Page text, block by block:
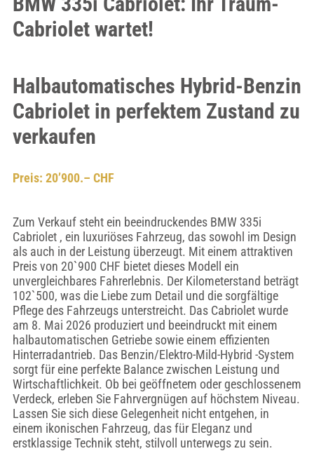
Cabriolet wartet!
Halbautomatisches Hybrid-Benzin
Cabriolet in perfektem Zustand zu
verkaufen
Preis: 20’900.– CHF
Zum Verkauf steht ein beeindruckendes BMW 335i
Cabriolet , ein luxuriöses Fahrzeug, das sowohl im Design
als auch in der Leistung überzeugt. Mit einem attraktiven
Preis von 20`900 CHF bietet dieses Modell ein
unvergleichbares Fahrerlebnis. Der Kilometerstand beträgt
102`500, was die Liebe zum Detail und die sorgfältige
Pflege des Fahrzeugs unterstreicht. Das Cabriolet wurde
am 8. Mai 2026 produziert und beeindruckt mit einem
halbautomatischen Getriebe sowie einem effizienten
Hinterradantrieb. Das Benzin/Elektro-Mild-Hybrid -System
sorgt für eine perfekte Balance zwischen Leistung und
Wirtschaftlichkeit. Ob bei geöffnetem oder geschlossenem
Verdeck, erleben Sie Fahrvergnügen auf höchstem Niveau.
Lassen Sie sich diese Gelegenheit nicht entgehen, in
einem ikonischen Fahrzeug, das für Eleganz und
erstklassige Technik steht, stilvoll unterwegs zu sein.